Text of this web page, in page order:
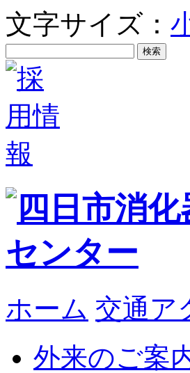
文字サイズ：
ホーム 交通ア
外来のご案